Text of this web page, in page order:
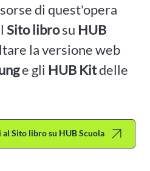
di quest'opera
Sito librosu HUB
la versione web
e gli HUB Kitdelle
al Sito libro su HUB Scuola